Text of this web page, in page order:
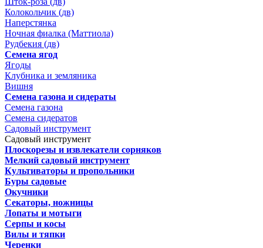
Колокольчик (дв)
Наперстянка
Ночная фиалка (Маттиола)
Рудбекия (дв)
Семена ягод
Ягоды
Клубника и земляника
Вишня
Семена газона и сидераты
Семена газона
Семена сидератов
Садовый инструмент
Садовый инструмент
Плоскорезы и извлекатели сорняков
Мелкий садовый инструмент
Культиваторы и пропольники
Буры садовые
Окучники
Секаторы, ножницы
Лопаты и мотыги
Серпы и косы
Вилы и тяпки
Черенки